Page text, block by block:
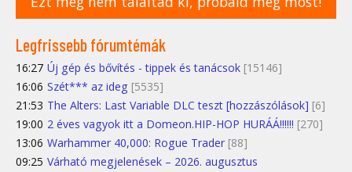
Legfrissebb fórumtémák
16:27 Új gép és bővítés - tippek és tanácsok [15146]
16:06 Szét*** az ideg [5535]
21:53 The Alters: Last Variable DLC teszt [hozzászólások] [6]
19:00 2 éves vagyok itt a Domeon.HIP-HOP HURÁÁ!!!!!! [270]
13:06 Warhammer 40,000: Rogue Trader [88]
09:25 Várható megjelenések – 2026. augusztus